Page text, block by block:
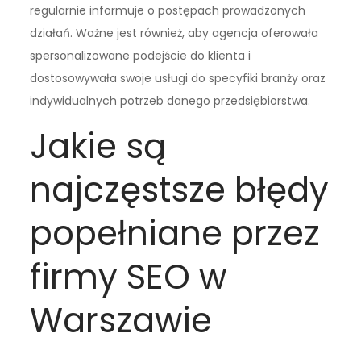
regularnie informuje o postępach prowadzonych
działań. Ważne jest również, aby agencja oferowała
spersonalizowane podejście do klienta i
dostosowywała swoje usługi do specyfiki branży oraz
indywidualnych potrzeb danego przedsiębiorstwa.
Jakie są
najczęstsze błędy
popełniane przez
firmy SEO w
Warszawie